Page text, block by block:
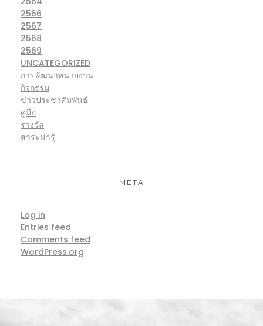
2566
2567
2568
2569
UNCATEGORIZED
การพัฒนาหน่วยงาน
กิจกรรม
ข่าวประชาสัมพันธ์
คู่มือ
รางวัล
สาระน่ารู้
META
Log in
Entries feed
Comments feed
WordPress.org